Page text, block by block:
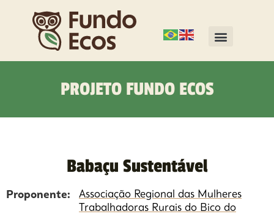
PROJETO FUNDO ECOS
Babaçu Sustentável
Proponente: Associação Regional das Mulheres
Trabalhadoras Rurais do Bico do